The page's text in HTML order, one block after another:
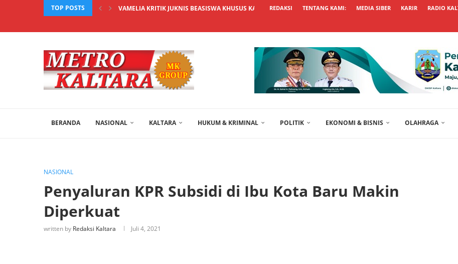
TOP POSTS VAMELIA KRITIK JUKNIS BEASISWA KHUSUS KALTARA UNGGUL, USUL...
REDAKSI TENTANG KAMI: MEDIA SIBER KARIR RADIO
BERANDA NASIONAL KALTARA HUKUM & KRIMINAL POLITIK EKONOMI & BISNIS OLAHRAGA
NASIONAL
Penyaluran KPR Subsidi di Ibu Kota Baru Makin
Diperkuat
written by Redaksi Kaltara Juli 4, 2021